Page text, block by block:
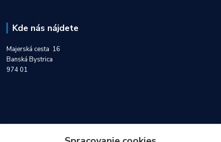
Kde nás nájdete
Majerská cesta 16
Banská Bystrica
974 01